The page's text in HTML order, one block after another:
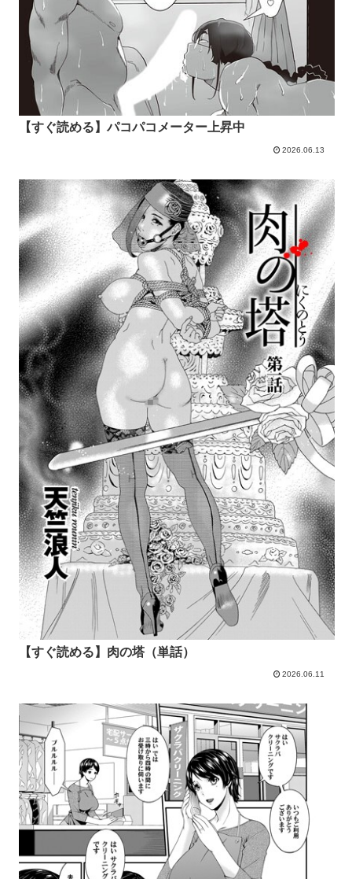
【すぐ読める】パコパコメーター上昇中
2026.06.13
【すぐ読める】肉の塔（単話）
2026.06.11